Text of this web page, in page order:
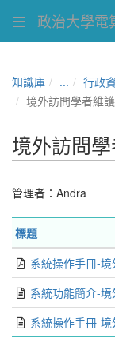
政治大學電
知識庫 ... 行政
境外訪問學者維
境外訪問
管理者： Andra
標題
系統操作手冊-
系統功能簡介-
系統操作手冊-